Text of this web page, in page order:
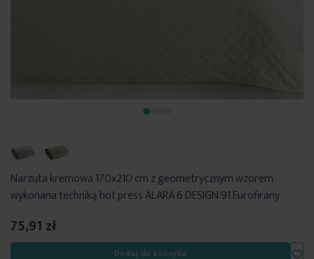
Narzuta kremowa 170x210 cm z geometrycznym wzorem
wykonana techniką hot press ALARA 6 DESIGN 91 Eurofirany
75,91 zł
Dodaj do koszyka